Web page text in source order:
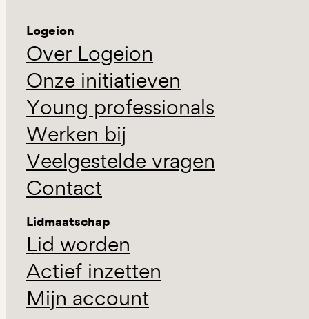
Logeion
Over Logeion
Onze initiatieven
Young professionals
Werken bij
Veelgestelde vragen
Contact
Lidmaatschap
Lid worden
Actief inzetten
Mijn account